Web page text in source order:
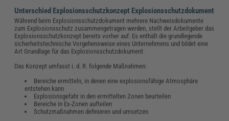
Unterschied Explosionsschutzkonzept Explosionsschutzdokument
Während beim Explosionsschutzdokument mehrere Nachweisdokumente
zum Explosionsschutz zusammengetragen werden, stellt der Arbeitgeber das
Explosionsschutzkonzept bereits vorher auf. Es enthält die grundlegende
sicherheitstechnische Vorgehensweise eines Unternehmens und bildet eine
Art Grundlage für das Explosionsschutzdokument.
Das Konzept umfasst i. d. R. folgende Maßnahmen:
Bereiche ermitteln, in denen eine explosionsfähige Atmosphäre
entstehen kann
Explosionsgefahr in den ermittelten Zonen beurteilen
Bereiche in Ex-Zonen aufteilen
Schutzmaßnahmen definieren und umsetzen